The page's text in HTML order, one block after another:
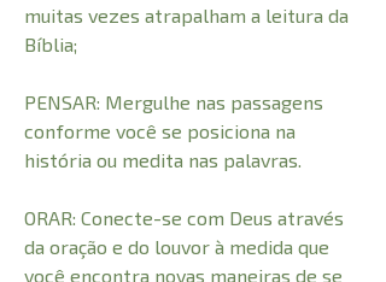
muitas vezes atrapalham a leitura da
Bíblia;
PENSAR: Mergulhe nas passagens
conforme você se posiciona na
história ou medita nas palavras.
ORAR: Conecte-se com Deus através
da oração e do louvor à medida que
você encontra novas maneiras de se